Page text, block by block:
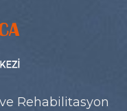
Rehabilitasyon